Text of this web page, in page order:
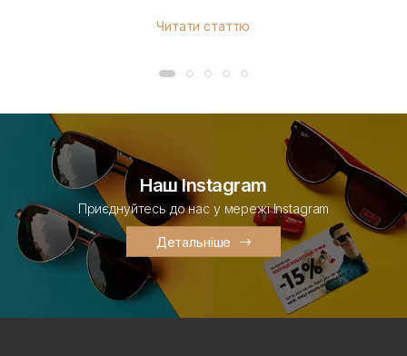
Читати статтю
Наш Instagram
Приєднуйтесь до нас у мережі Instagram
Детальніше